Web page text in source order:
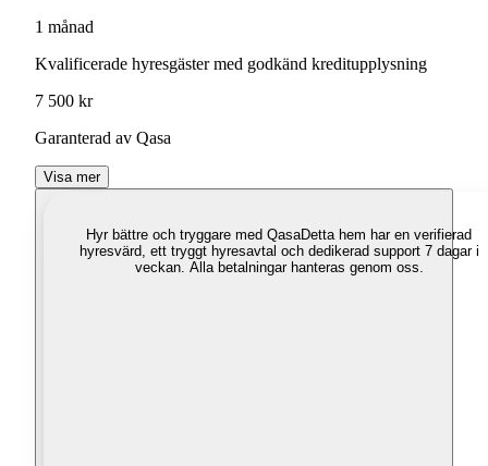
1 månad
Kvalificerade hyresgäster med godkänd kreditupplysning
7 500 kr
Garanterad av Qasa
Visa mer
Hyr bättre och tryggare med QasaDetta hem har en verifierad
hyresvärd, ett tryggt hyresavtal och dedikerad support 7 dagar i
veckan. Alla betalningar hanteras genom oss.